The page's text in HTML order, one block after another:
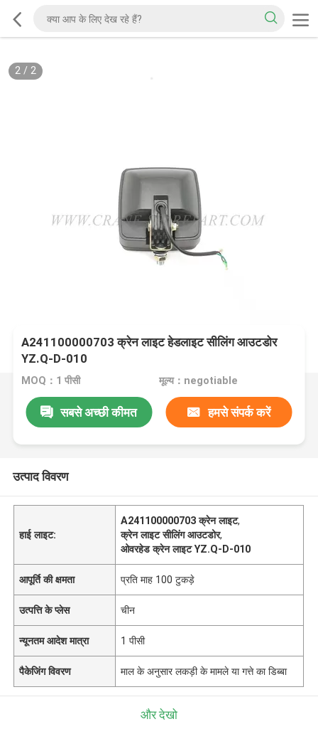
2/ 2
A241100000703 क्रेन लाइट हेडलाइट सीलिंग आउटडोर
YZ.Q-D-010
MOQ：1 पीसी मूल्य：negotiable
सबसे अच्छी कीमत हमसे संपर्क करें
उत्पाद विवरण
हाई लाइट:
A241100000703 क्रेन लाइट,
क्रेन लाइट सीलिंग आउटडोर,
ओवरहेड क्रेन लाइट YZ.Q-D-010
आपूर्ति की क्षमता प्रति माह 100 टुकड़े
उत्पत्ति के प्लेस चीन
न्यूनतम आदेश मात्रा 1 पीसी
पैकेजिंग विवरण माल के अनुसार लकड़ी के मामले या गत्ते का डिब्बा
और देखो